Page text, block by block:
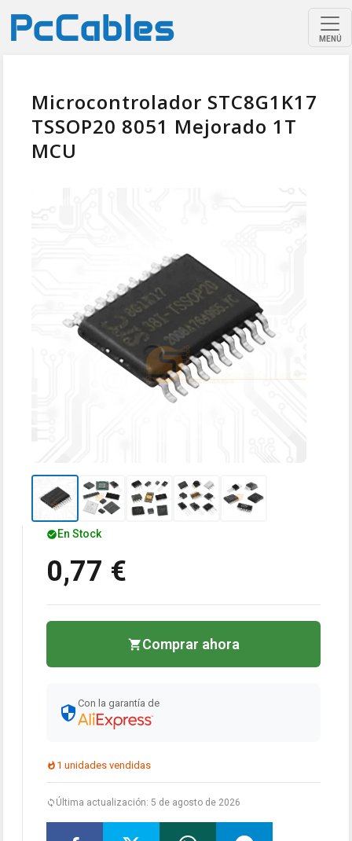
MENÚ
Microcontrolador STC8G1K17
TSSOP20 8051 Mejorado 1T
MCU
En Stock
0,77 €
Comprar ahora
Con la garantía de
1 unidades vendidas
Última actualización: 5 de agosto de 2026